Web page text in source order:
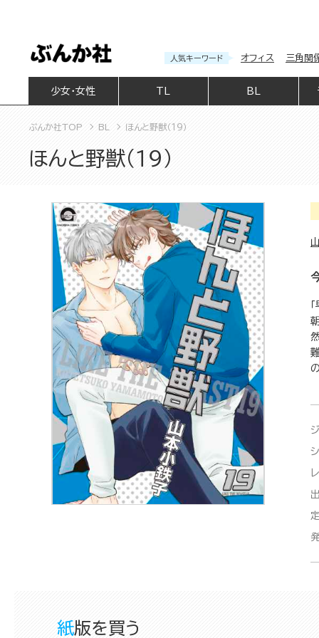
人気キーワード オフィス 三角関
少女・女性 BL
ぶんか社TOP BL ほんと野獣（１９）
ほんと野獣（１９）
紙版を買う